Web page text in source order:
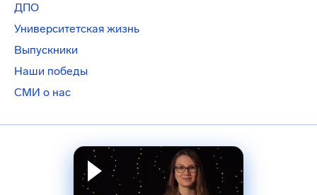
ДПО
Университетская жизнь
Выпускники
Наши победы
СМИ о нас